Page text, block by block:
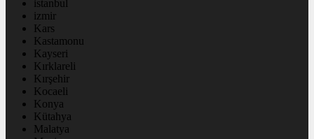
istanbul
izmir
Kars
Kastamonu
Kayseri
Kırklareli
Kırşehir
Kocaeli
Konya
Kütahya
Malatya